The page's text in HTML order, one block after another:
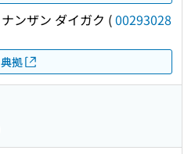
ナンザン ダイガク (00293028
典拠